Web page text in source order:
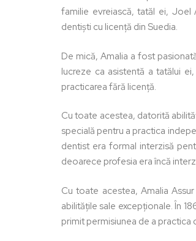
familie evreiască, tatăl ei, Joel
dentiști cu licență din Suedia.
De mică, Amalia a fost
lucreze ca asistentă a tatălui
practicarea fără licență.
Cu toate acestea, datorită
specială pentru a practica
dentist era formal interzisă
deoarece profesia era încă
Cu toate acestea, Amalia
abilitățile sale excepționale. În
primit permisiunea de a